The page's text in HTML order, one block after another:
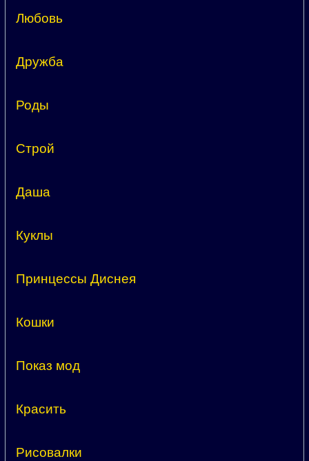
Любовь
Дружба
Роды
Строй
Даша
Куклы
Принцессы Диснея
Кошки
Показ мод
Красить
Рисовалки